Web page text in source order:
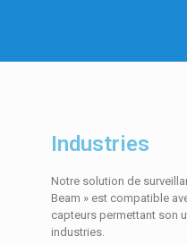
Industries
Notre solution de
Beam » est compatible
capteurs permettant son
industries.